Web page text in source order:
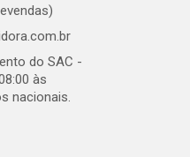
do SAC -
às
nacionais.